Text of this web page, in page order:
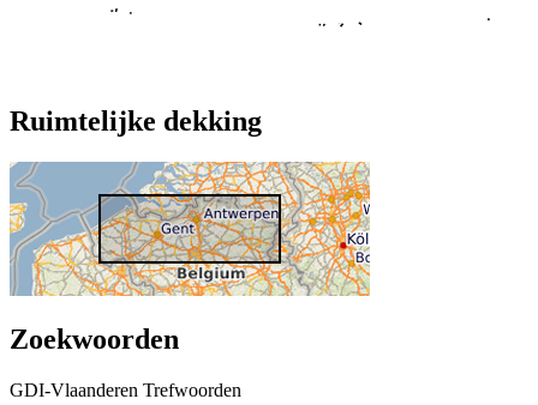
Ruimtelijke dekking
Zoekwoorden
GDI-Vlaanderen Trefwoorden